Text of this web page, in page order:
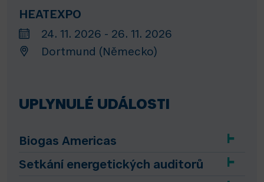
HEATEXPO
24. 11. 2026 - 26. 11. 2026
Dortmund (Německo)
UPLYNULÉ UDÁLOSTI
Biogas Americas
Setkání energetických auditorů